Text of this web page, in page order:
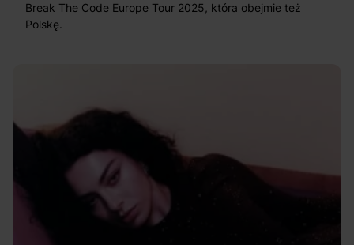
Break The Code Europe Tour 2025, która obejmie też
Polskę.